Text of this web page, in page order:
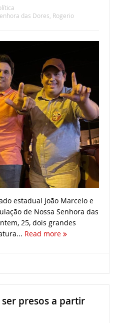
das Dores, Rogerio
estadual João Marcelo e
de Nossa Senhora das
25, dois grandes
Read more
presos a partir